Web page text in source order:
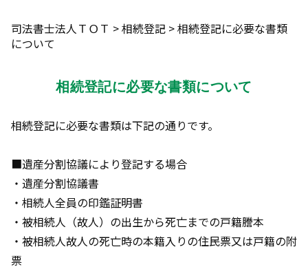
司法書士法人ＴＯＴ >相続登記 >相続登記に必要な書類
について
相続登記に必要な書類について
相続登記に必要な書類は下記の通りです。
■遺産分割協議により登記する場合
・遺産分割協議書
・相続人全員の印鑑証明書
・被相続人（故人）の出生から死亡までの戸籍謄本
・被相続人故人の死亡時の本籍入りの住民票又は戸籍の附
票